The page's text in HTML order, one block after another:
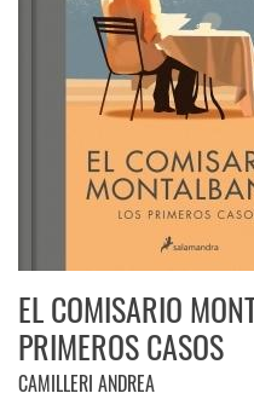
EL COMISARIO
PRIMEROS CASOS
CAMILLERI ANDREA